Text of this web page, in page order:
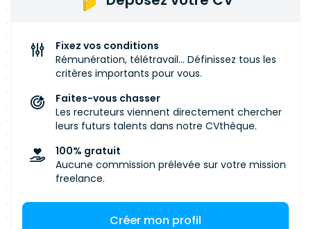
gouvernance. Que vous soyez orienté cloud,
cybersécurité est votre métier et que vous êtes
basé·e dans la région lyonnaise, nous voulons
échanger avec vous.
Fixez vos conditions
Rémunération, télétravail... Définissez tous les
critères importants pour vous.
Faites-vous chasser
Les recruteurs viennent directement chercher
leurs futurs talents dans notre CVthèque.
100% gratuit
Aucune commission prélevée sur votre mission
freelance.
Créer mon profil